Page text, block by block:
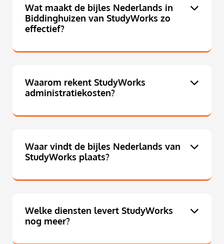
Wat maakt de bijles Nederlands in
Biddinghuizen van StudyWorks zo
effectief?
Waarom rekent StudyWorks
administratiekosten?
Waar vindt de bijles Nederlands van
StudyWorks plaats?
Welke diensten levert StudyWorks
nog meer?